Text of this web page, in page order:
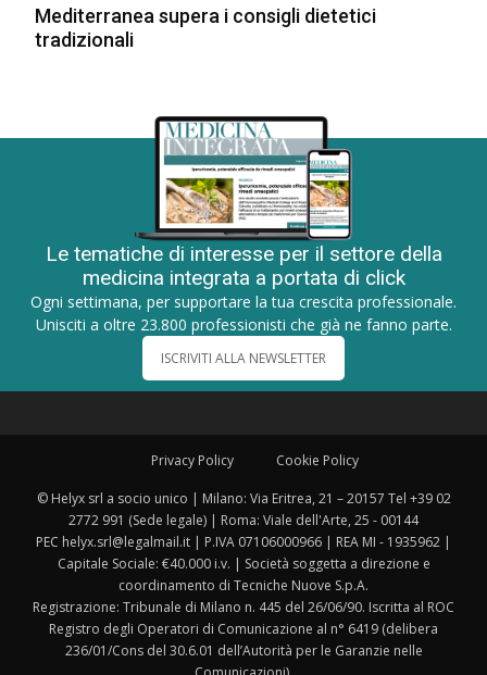
Mediterranea supera i consigli dietetici
tradizionali
Le tematiche di interesse per il settore della
medicina integrata a portata di click
Ogni settimana, per supportare la tua crescita professionale.
Unisciti a oltre 23.800 professionisti che già ne fanno parte.
ISCRIVITI ALLA NEWSLETTER
Privacy Policy Cookie Policy
© Helyx srl a socio unico | Milano: Via Eritrea, 21 – 20157 Tel +39 02
2772 991 (Sede legale) | Roma: Viale dell'Arte, 25 - 00144
PEC helyx.srl@legalmail.it | P.IVA 07106000966 | REA MI - 1935962 |
Capitale Sociale: €40.000 i.v. | Società soggetta a direzione e
coordinamento di Tecniche Nuove S.p.A.
Registrazione: Tribunale di Milano n. 445 del 26/06/90. Iscritta al ROC
Registro degli Operatori di Comunicazione al n° 6419 (delibera
236/01/Cons del 30.6.01 dell’Autorità per le Garanzie nelle